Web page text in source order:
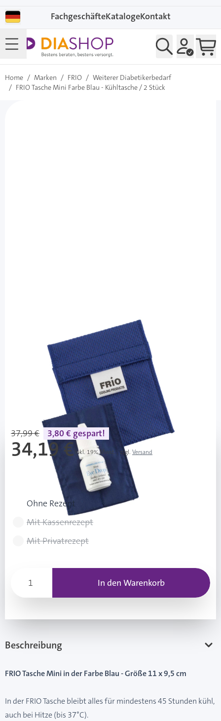
FachgeschäfteKatalogeKontakt
Home / Marken / FRIO / Weiterer Diabetikerbedarf
/ FRIO Tasche Mini Farbe Blau - Kühltasche / 2 Stück
FRIO Tasche Mini Farbe Blau -
Kühltasche / 2 Stück
PZN: 10170358 / Diashop.de Kat.-Nr.112595
Lieferzeit 3-7 Werktage
Mehr über das Produkt
37,99 € 3,80 € gespart!
34,19 € Inkl. 19% Mwst. zzgl. Versand
Rezeptart wählen
Ohne Rezept
Mit Kassenrezept
Mit Privatrezept
In den Warenkorb
Beschreibung
FRIO Tasche Mini in der Farbe Blau - Größe 11 x 9,5 cm
In der FRIO Tasche bleibt alles für mindestens 45 Stunden kühl,
auch bei Hitze (bis 37°C).